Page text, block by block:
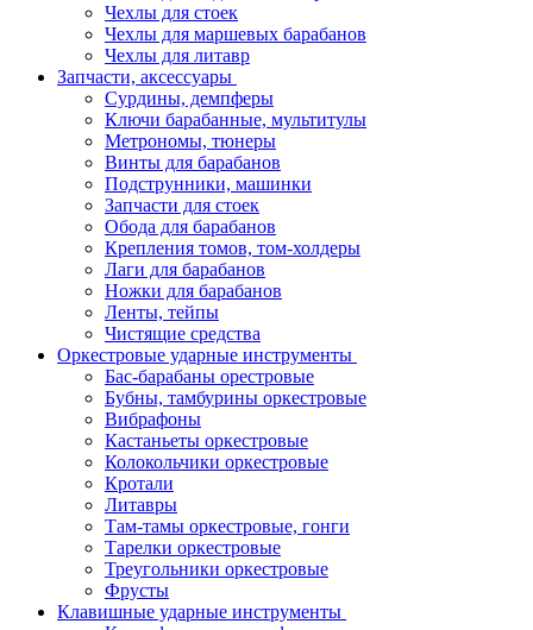
Чехлы для стоек
Чехлы для маршевых барабанов
Чехлы для литавр
Запчасти, аксессуары
Сурдины, демпферы
Ключи барабанные, мультитулы
Метрономы, тюнеры
Винты для барабанов
Подструнники, машинки
Запчасти для стоек
Обода для барабанов
Крепления томов, том-холдеры
Лаги для барабанов
Ножки для барабанов
Ленты, тейпы
Чистящие средства
Оркестровые ударные инструменты
Бас-барабаны орестровые
Бубны, тамбурины оркестровые
Вибрафоны
Кастаньеты оркестровые
Колокольчики оркестровые
Кротали
Литавры
Там-тамы оркестровые, гонги
Тарелки оркестровые
Треугольники оркестровые
Фрусты
Клавишные ударные инструменты